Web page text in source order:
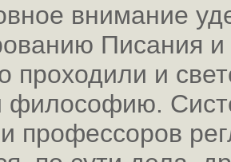
внимание
Писания и
проходили и
философию.
профессоров